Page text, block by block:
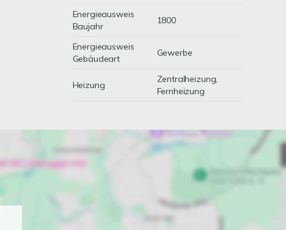
Energieausweis
Baujahr
1800
Energieausweis
Gebäudeart
Gewerbe
Heizung
Zentralheizung,
Fernheizung